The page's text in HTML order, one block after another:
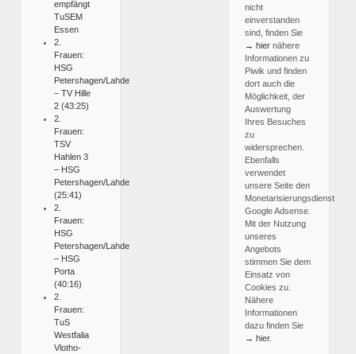
empfängt
TuSEM
Essen
2.
Frauen:
HSG
Petershagen/Lahde
– TV Hille
2 (43:25)
2.
Frauen:
TSV
Hahlen 3
– HSG
Petershagen/Lahde
(25:41)
2.
Frauen:
HSG
Petershagen/Lahde
– HSG
Porta
(40:16)
2.
Frauen:
TuS
Westfalia
Vlotho-
nicht
einverstanden
sind, finden Sie
→ hier nähere
Informationen zu
Piwik und finden
dort auch die
Möglichkeit, der
Auswertung
Ihres Besuches
zu
widersprechen.
Ebenfalls
verwendet
unsere Seite den
Monetarisierungsdienst
Google Adsense.
Mit der Nutzung
unseres
Angebots
stimmen Sie dem
Einsatz von
Cookies zu.
Nähere
Informationen
dazu finden Sie
→ hier.